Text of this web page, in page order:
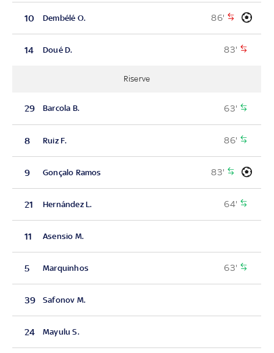
10 Dembélé O. 86'
14 Doué D. 83'
Riserve
29 Barcola B. 63'
8 Ruiz F. 86'
9 Gonçalo Ramos 83'
21 Hernández L. 64'
11 Asensio M.
5 Marquinhos 63'
39 Safonov M.
24 Mayulu S.